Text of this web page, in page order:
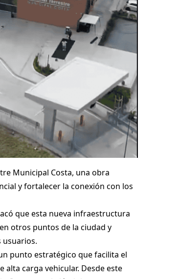
Municipal Costa, una obra
y fortalecer la conexión con los
que esta nueva infraestructura
otros puntos de la ciudad y
usuarios.
punto estratégico que facilita el
alta carga vehicular. Desde este